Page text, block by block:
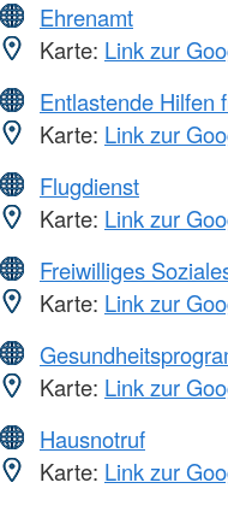
Ehrenamt
Karte: Link zur
Entlastende Hilfen
Karte: Link zur
Flugdienst
Karte: Link zur
Freiwilliges
Karte: Link zur
Karte: Link zur
Hausnotruf
Karte: Link zur